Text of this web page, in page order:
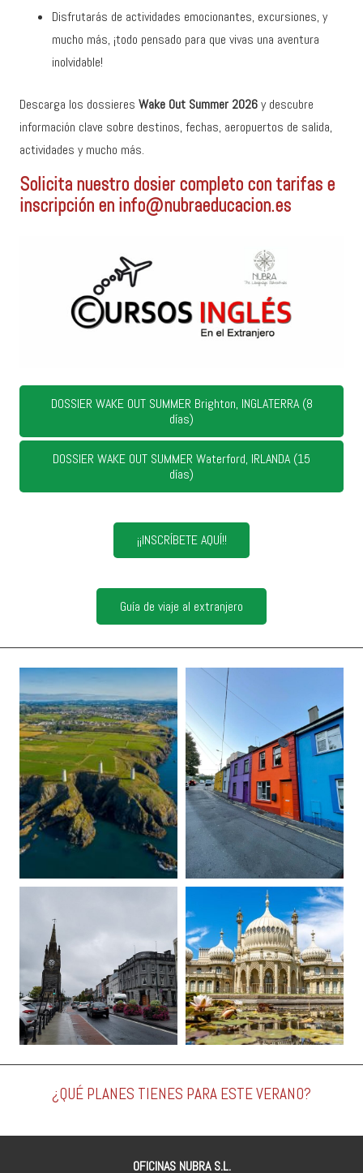
Disfrutarás de actividades emocionantes, excursiones, y
mucho más, ¡todo pensado para que vivas una aventura
inolvidable!
Descarga los dossieres Wake Out Summer 2026y descubre
información clave sobre destinos, fechas, aeropuertos de salida,
actividades y mucho más.
Solicita nuestro dosier completo con tarifas e
inscripción en info@nubraeducacion.es
DOSSIER WAKE OUT SUMMER Brighton, INGLATERRA (8
días)
DOSSIER WAKE OUT SUMMER Waterford, IRLANDA (15
días)
¡¡INSCRÍBETE AQUÍ!!
Guía de viaje al extranjero
¿QUÉ PLANES TIENES PARA ESTE VERANO?
OFICINAS NUBRA S.L.